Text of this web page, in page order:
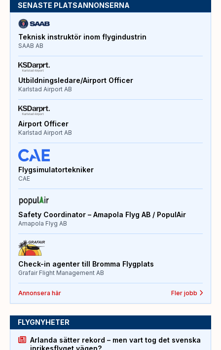
SENASTE PLATSANNONSERNA
Teknisk instruktör inom flygindustrin
SAAB AB
Utbildningsledare/Airport Officer
Karlstad Airport AB
Airport Officer
Karlstad Airport AB
Flygsimulatortekniker
CAE
Safety Coordinator – Amapola Flyg AB / PopulAir
Amapola Flyg AB
Check-in agenter till Bromma Flygplats
Grafair Flight Management AB
Annonsera här Fler jobb
FLYGNYHETER
Arlanda sätter rekord – men vart tog det svenska
inrikesflyget vägen?